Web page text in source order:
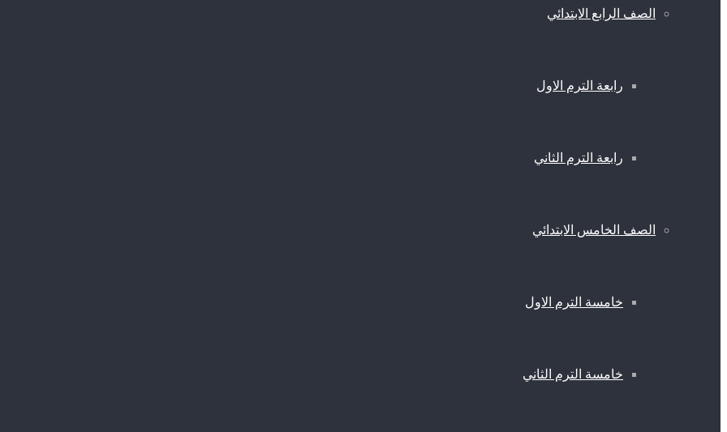
الصف الرابع الابتدائي
رابعة الترم الاول
رابعة الترم الثاني
الصف الخامس الابتدائي
خامسة الترم الاول
خامسة الترم الثاني